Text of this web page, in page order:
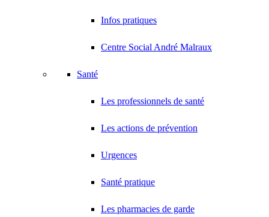
Infos pratiques
Centre Social André Malraux
Santé
Les professionnels de santé
Les actions de prévention
Urgences
Santé pratique
Les pharmacies de garde